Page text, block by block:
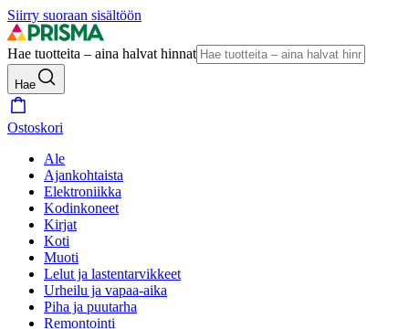
Siirry suoraan sisältöön
Hae tuotteita – aina halvat hinnat
Hae
Ostoskori
Ale
Ajankohtaista
Elektroniikka
Kodinkoneet
Kirjat
Koti
Muoti
Lelut ja lastentarvikkeet
Urheilu ja vapaa-aika
Piha ja puutarha
Remontointi